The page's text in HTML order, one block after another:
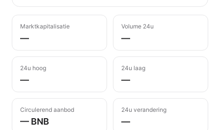
Marktkapitalisatie
—
Volume 24u
—
24u hoog
—
24u laag
—
Circulerend aanbod
— BNB
24u verandering
—